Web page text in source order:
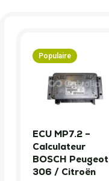
Populaire
ECU MP7.2 –
Calculateur
BOSCH Peugeot
306 / Citroën